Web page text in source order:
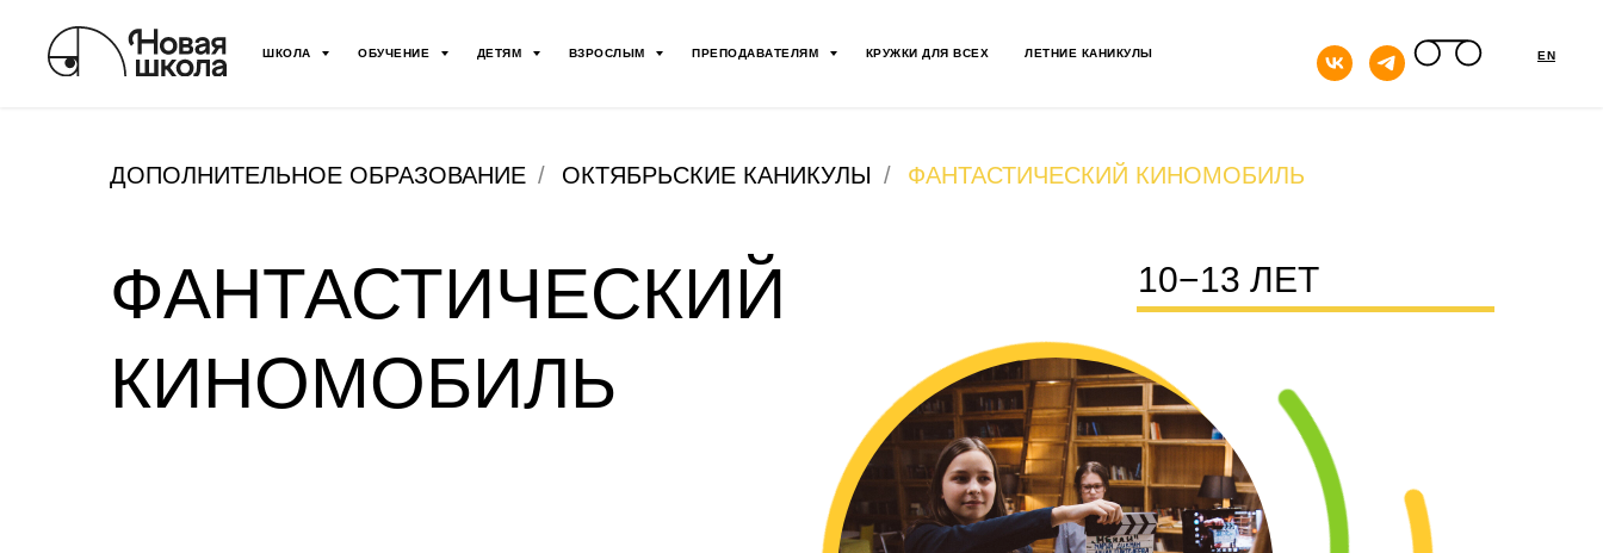
ШКОЛА ОБУЧЕНИЕ ДЕТЯМ ВЗРОСЛЫМ ПРЕПОДАВАТЕЛЯМ КРУЖКИ ДЛЯ ВСЕХ ЛЕТНИЕ КАНИКУЛЫ кнопка EN
ДОПОЛНИТЕЛЬНОЕ ОБРАЗОВАНИЕ / ОКТЯБРЬСКИЕ КАНИКУЛЫ / ФАНТАСТИЧЕСКИЙ КИНОМОБИЛЬ
10−13 ЛЕТ
ФАНТАСТИЧЕСКИЙ
КИНОМОБИЛЬ